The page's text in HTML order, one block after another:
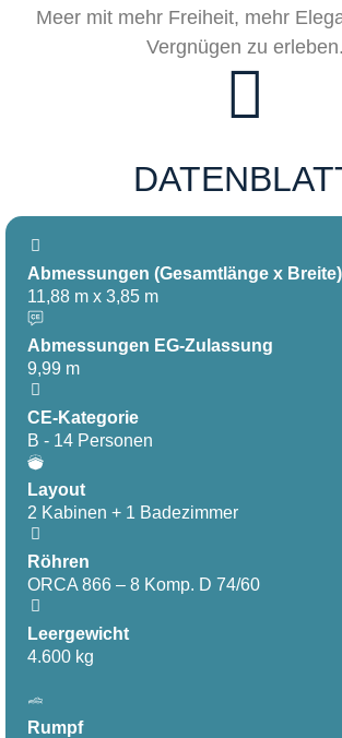
Meer mit mehr Freiheit, mehr
Vergnügen zu erleben.
Abmessungen (Gesamtlänge x Breite)
11,88 m x 3,85 m
Abmessungen EG-Zulassung
9,99 m
CE-Kategorie
B - 14 Personen
Layout
2 Kabinen + 1 Badezimmer
Röhren
ORCA 866 – 8 Komp. D 74/60
Leergewicht
4.600 kg
Rumpf